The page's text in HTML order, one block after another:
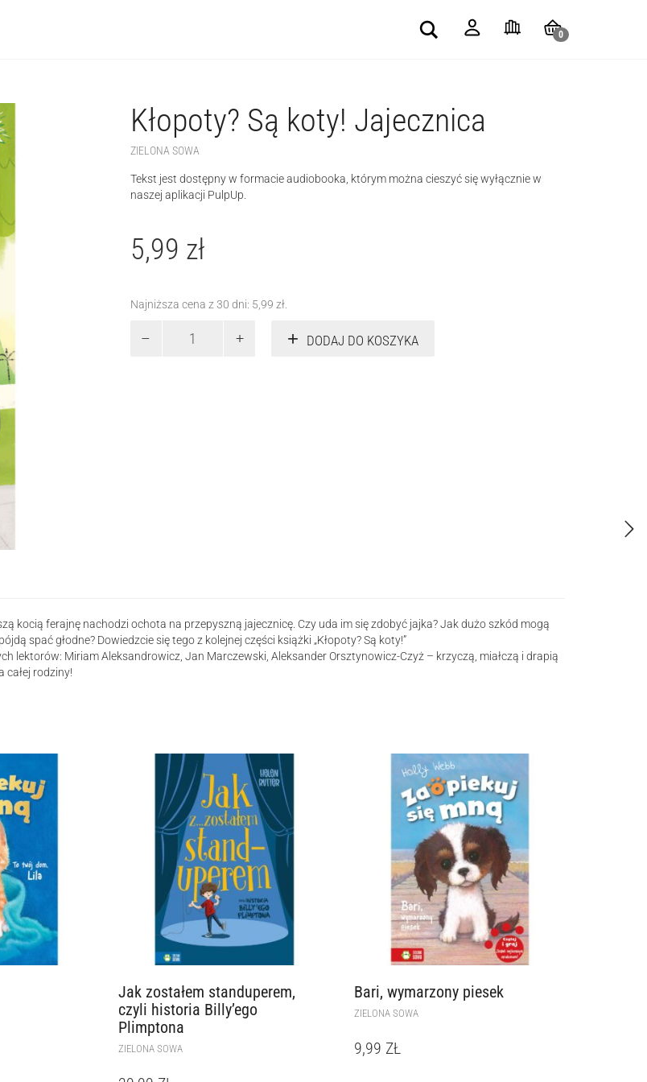
Search
0
Kłopoty? Są koty! Jajecznica
ZIELONA SOWA
Tekst jest dostępny w formacie audiobooka, którym można cieszyć się wyłącznie w
naszej aplikacji PulpUp.
5,99 zł
Najniższa cena z 30 dni: 5,99 zł
DODAJ DO KOSZYKA
kocią ferajnę nachodzi ochota na przepyszną jajecznicę. Czy uda im się zdobyć jajka? Jak dużo szkód mogą
spać głodne? Dowiedzcie się tego z kolejnej części książki „Kłopoty? Są koty!”
lektorów: Miriam Aleksandrowicz, Jan Marczewski, Aleksander Orsztynowicz-Czyż – krzyczą, miałczą i drapią
rodziny!
Jak zostałem standuperem,
czyli historia Billy’ego
Plimptona
ZIELONA SOWA
Bari, wymarzony piesek
ZIELONA SOWA
9,99 ZŁ